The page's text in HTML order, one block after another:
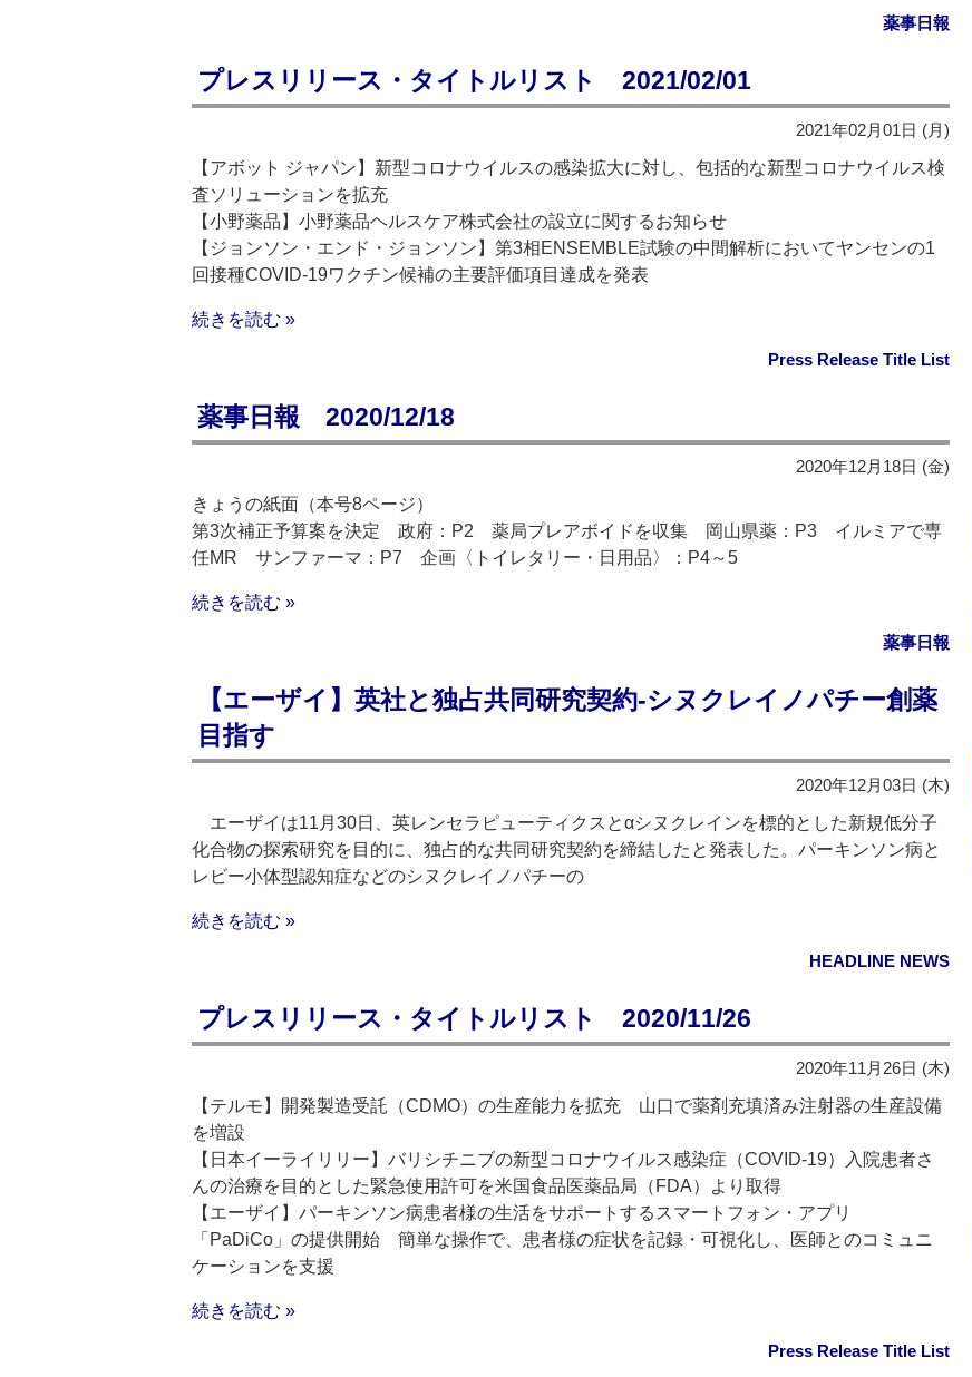
薬事日報
プレスリリース・タイトルリスト 2021/02/01
2021年02月01日 (月)
【アボット ジャパン】新型コロナウイルスの感染拡大に対し、包括的な新型コロナウイルス検
査ソリューションを拡充
【小野薬品】小野薬品ヘルスケア株式会社の設立に関するお知らせ
【ジョンソン・エンド・ジョンソン】第3相ENSEMBLE試験の中間解析においてヤンセンの1
回接種COVID-19ワクチン候補の主要評価項目達成を発表
続きを読む »
Press Release Title List
薬事日報 2020/12/18
2020年12月18日 (金)
きょうの紙面（本号8ページ）
第3次補正予算案を決定 政府：P2 薬局プレアボイドを収集 岡山県薬：P3 イルミアで専
任MR サンファーマ：P7 企画〈トイレタリー・日用品〉：P4～5
続きを読む »
薬事日報
【エーザイ】英社と独占共同研究契約‐シヌクレイノパチー創薬
目指す
2020年12月03日 (木)
エーザイは11月30日、英レンセラピューティクスとαシヌクレインを標的とした新規低分子
化合物の探索研究を目的に、独占的な共同研究契約を締結したと発表した。パーキンソン病と
レビー小体型認知症などのシヌクレイノパチーの
続きを読む »
HEADLINE NEWS
プレスリリース・タイトルリスト 2020/11/26
2020年11月26日 (木)
【テルモ】開発製造受託（CDMO）の生産能力を拡充 山口で薬剤充填済み注射器の生産設備
を増設
【日本イーライリリー】バリシチニブの新型コロナウイルス感染症（COVID-19）入院患者さ
んの治療を目的とした緊急使用許可を米国食品医薬品局（FDA）より取得
【エーザイ】パーキンソン病患者様の生活をサポートするスマートフォン・アプリ
「PaDiCo」の提供開始 簡単な操作で、患者様の症状を記録・可視化し、医師とのコミュニ
ケーションを支援
続きを読む »
Press Release Title List